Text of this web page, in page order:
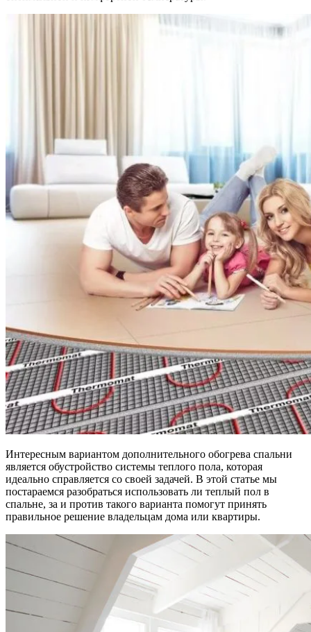
Интересным вариантом дополнительного обогрева спальни
является обустройство системы теплого пола, которая
идеально справляется со своей задачей. В этой статье мы
постараемся разобраться использовать ли теплый пол в
спальне, за и против такого варианта помогут принять
правильное решение владельцам дома или квартиры.